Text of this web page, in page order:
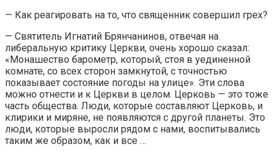
— Как реагировать на то, что священник совершил грех?
— Святитель Игнатий Брянчанинов, отвечая на
либеральную критику Церкви, очень хорошо сказал:
«Монашество барометр, который, стоя в уединенной
комнате, со всех сторон замкнутой, с точностью
показывает состояние погоды на улице». Эти слова
можно отнести и к Церкви в целом. Церковь — это тоже
часть общества. Люди, которые составляют Церковь, и
клирики и миряне, не появляются с другой планеты. Это
люди, которые выросли рядом с нами, воспитывались
таким же образом, как и все …